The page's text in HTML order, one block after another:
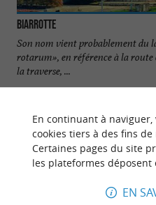
Biarrotte
Son nom vient probablement du
rotarum», en référence à la route
la traverse, ...
En continuant à
cookies tiers à des fins de
Certaines pages du site
les plateformes déposent
EN